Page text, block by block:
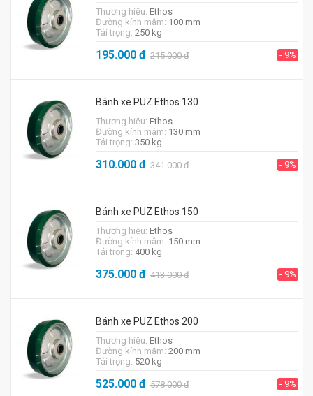
Thương hiệu: Ethos
Đường kính mâm: 100 mm
Tải trọng: 250 kg
195.000đ 215.000đ - 9%
Bánh xe PUZ Ethos 130
Thương hiệu: Ethos
Đường kính mâm: 130 mm
Tải trọng: 350 kg
310.000đ 341.000đ - 9%
Bánh xe PUZ Ethos 150
Thương hiệu: Ethos
Đường kính mâm: 150 mm
Tải trọng: 400 kg
375.000đ 413.000đ - 9%
Bánh xe PUZ Ethos 200
Thương hiệu: Ethos
Đường kính mâm: 200 mm
Tải trọng: 520 kg
525.000đ 578.000đ - 9%